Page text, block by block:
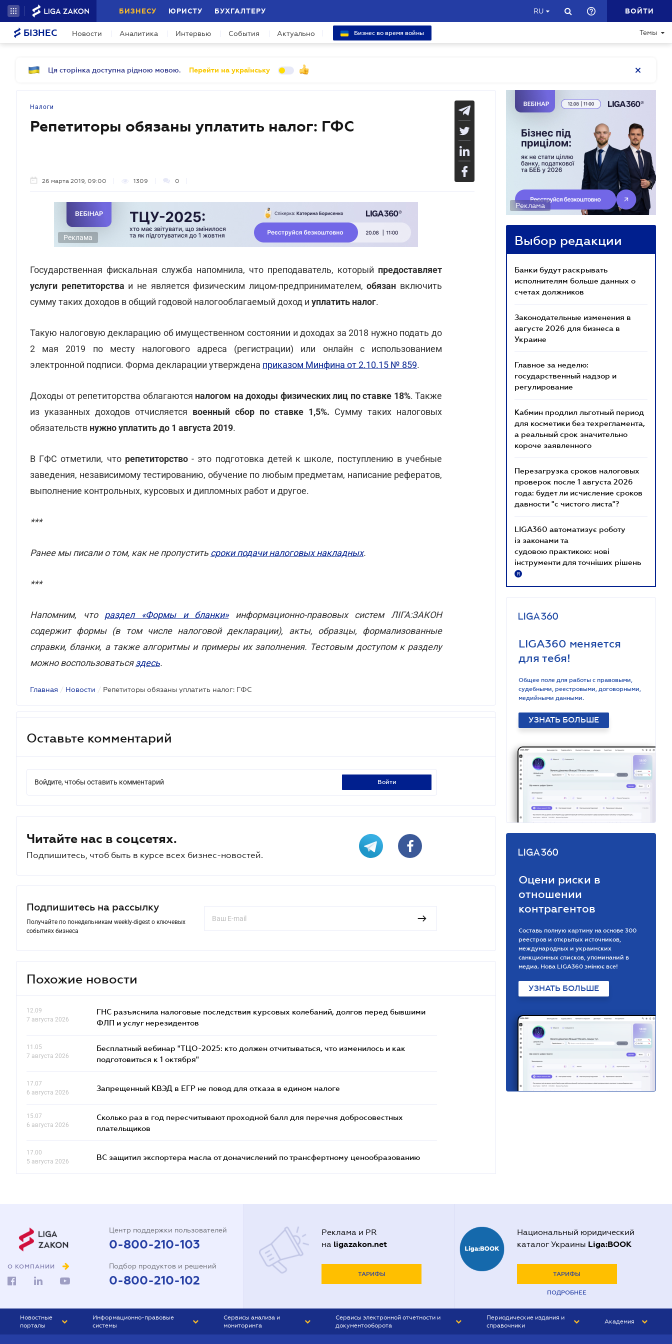
БИЗНЕСУ ЮРИСТУ БУХГАЛТЕРУ RU ВОЙТИ
БІЗНЕС Новости Аналитика Интервью События Актуально Бизнес во время войны Темы
Ця сторінка доступна рідною мовою. Перейти на українську
Налоги
Репетиторы обязаны уплатить налог: ГФС
26 марта 2019, 09:00 1309 0
Реклама
Государственная фискальная служба напомнила, что преподаватель, который предоставляет
услуги репетиторства и не является физическим лицом-предпринимателем,обязан включить
сумму таких доходов в общий годовой налогооблагаемый доход и уплатить налог.
Такую налоговую декларацию об имущественном состоянии и доходах за 2018 нужно подать до
2 мая 2019 по месту налогового адреса (регистрации) или онлайн с использованием
электронной подписи. Форма декларации утверждена приказом Минфина от 2.10.15 № 859.
Доходы от репетиторства облагаются налогом на доходы физических лиц по ставке 18%. Также
из указанных доходов отчисляется военный сбор по ставке 1,5%. Сумму таких налоговых
обязательств нужно уплатить до 1 августа 2019.
В ГФС отметили, чторепетиторство- это подготовка детей к школе, поступлению в учебные
заведения, независимому тестированию, обучение по любым предметам, написание рефератов,
выполнение контрольных, курсовых и дипломных работ и другое.
***
Ранее мы писали о том, как не пропустить сроки подачи налоговых накладных.
***
Напомним, что раздел «Формы и бланки»информационно-правовых систем ЛІГА:ЗАКОН
содержит формы (в том числе налоговой декларации), акты, образцы, формализованные
справки, бланки, а также алгоритмы и примеры их заполнения. Тестовым доступом к разделу
можно воспользоватьсяздесь.
Главная / Новости / Репетиторы обязаны уплатить налог: ГФС
Оставьте комментарий
Войдите, чтобы оставить комментарий войти
Читайте нас в соцсетях.
Подпишитесь, чтоб быть в курсе всех бизнес-новостей.
Подпишитесь на рассылку
Получайте по понедельникам weekly-digest о ключевых
событиях бизнеса
Похожие новости
12.09
7 августа 2026
ГНС разъяснила налоговые последствия курсовых колебаний, долгов перед бывшими
ФЛП и услуг нерезидентов
11.05
7 августа 2026
Бесплатный вебинар "ТЦО-2025: кто должен отчитываться, что изменилось и как
подготовиться к 1 октября"
17.07
6 августа 2026
Запрещенный КВЭД в ЕГР не повод для отказа в едином налоге
15.07
6 августа 2026
Сколько раз в год пересчитывают проходной балл для перечня добросовестных
плательщиков
17.00
5 августа 2026
ВС защитил экспортера масла от доначислений по трансфертному ценообразованию
Реклама
Выбор редакции
Банки будут раскрывать
исполнителям больше данных о
счетах должников
Законодательные изменения в
августе 2026 для бизнеса в
Украине
Главное за неделю:
государственный надзор и
регулирование
Кабмин продлил льготный период
для косметики без техрегламента,
а реальный срок значительно
короче заявленного
Перезагрузка сроков налоговых
проверок после 1 августа 2026
года: будет ли исчисление сроков
давности "с чистого листа"?
LIGA360 автоматизує роботу
із законами та
судовою практикою: нові
інструменти для точніших рішень
R
LIGA360 меняется
для тебя!
Общее поле для работы с правовыми,
судебными, реестровыми, договорными,
медийными данными.
УЗНАТЬ БОЛЬШЕ
Оцени риски в
отношении
контрагентов
Составь полную картину на основе 300
реестров и открытых источников,
международных и украинских
санкционных списков, упоминаний в
медиа. Нова LIGA360 змінює все!
УЗНАТЬ БОЛЬШЕ
О КОМПАНИИ
Центр поддержки пользователей
0-800-210-103
Подбор продуктов и решений
0-800-210-102
Реклама и PR
на ligazakon.net
ТАРИФЫ
Национальный юридический
каталог Украины Liga:BOOK
ТАРИФЫ
ПОДРОБНЕЕ
Новостные
порталы
Информационно-правовые
системы
Сервисы анализа и
мониторинга
Сервисы электронной отчетности и
документооборота
Периодические издания и
справочники
Академия